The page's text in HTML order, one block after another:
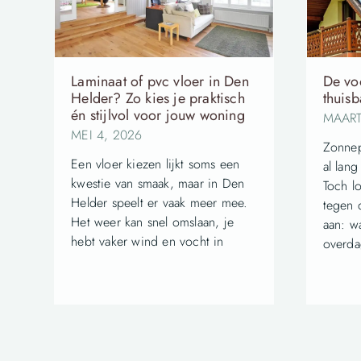
Laminaat of pvc vloer in Den
Helder? Zo kies je praktisch
én stijlvol voor jouw woning
MEI 4, 2026
Een vloer kiezen lijkt soms een
kwestie van smaak, maar in Den
Helder speelt er vaak meer mee.
Het weer kan snel omslaan, je
hebt vaker wind en vocht in
De
al
Toch
tegen
aan: